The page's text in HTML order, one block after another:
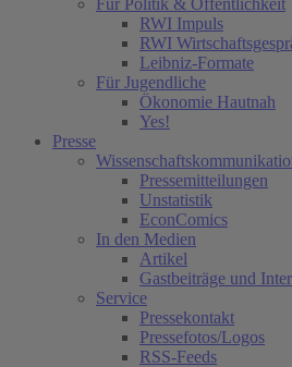
Für Politik & Öffentlichkeit
RWI Impuls
RWI
Leibniz-Formate
Für Jugendliche
Ökonomie Hautnah
Yes!
Presse
Pressemitteilungen
Unstatistik
EconComics
In den Medien
Artikel
Gastbeiträge und
Service
Pressekontakt
Pressefotos/Logos
RSS-Feeds